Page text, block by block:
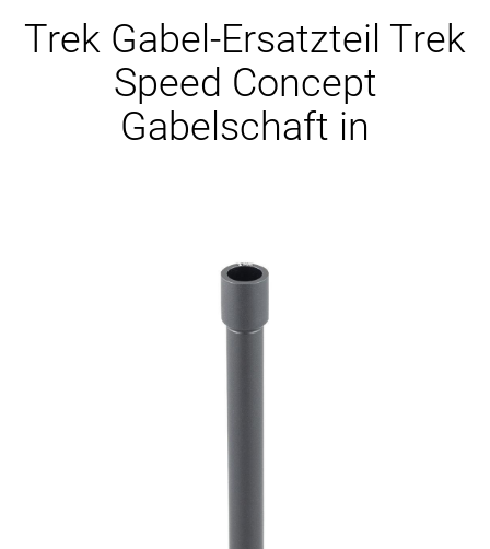
Trek Gabel-Ersatzteil Trek
Speed Concept
Gabelschaft in